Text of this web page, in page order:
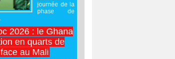
journée de la
phase de
2026 : le Ghana
en quarts de
au Mali